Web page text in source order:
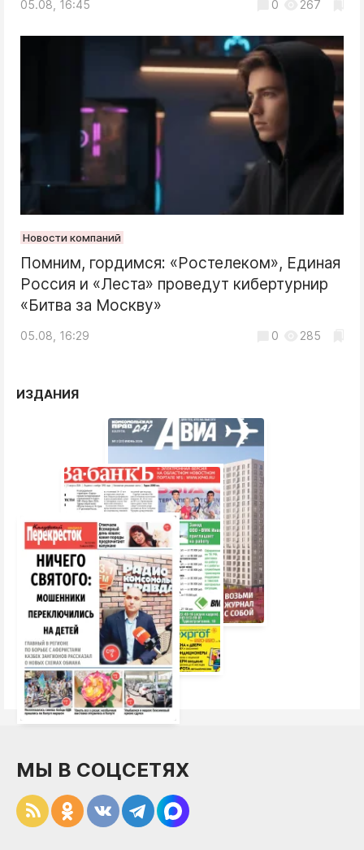
05.08, 16:45 0 267
Новости компаний
Помним, гордимся: «Ростелеком», Единая
Россия и «Леста» проведут кибертурнир
«Битва за Москву»
05.08, 16:29 0 285
ИЗДАНИЯ
МЫ В СОЦСЕТЯХ